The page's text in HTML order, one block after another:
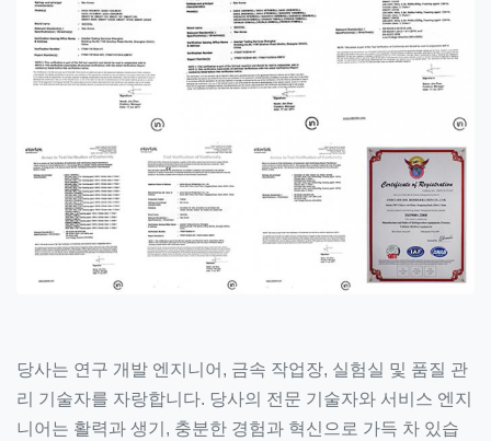
당사는 연구 개발 엔지니어, 금속 작업장, 실험실 및 품질 관
리 기술자를 자랑합니다. 당사의 전문 기술자와 서비스 엔지
니어는 활력과 생기, 충분한 경험과 혁신으로 가득 차 있습